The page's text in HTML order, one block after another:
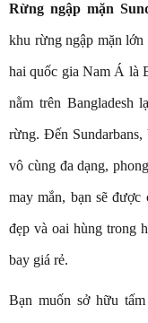
Rừng ngập mặn
khu rừng ngập mặn lớn
hai quốc gia Nam Á là
nằm trên Bangladesh
rừng. Đến
vô cùng đa dạng,
may mắn, bạn sẽ
đẹp và oai hùng trong
bay giá rẻ.
Bạn muốn sở hữu